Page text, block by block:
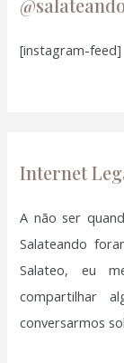
s
r
[instagram-feed]
Internet
A não ser
Salateando
Salateo, eu
compartilhar
conversarmos